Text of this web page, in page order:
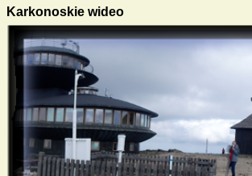
Karkonoskie wideo